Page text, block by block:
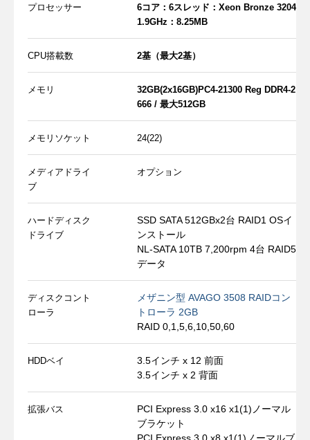
プロセッサー
6コア：6スレッド：Xeon Bronze 3204
1.9GHz：8.25MB
CPU搭載数 2基（最大2基）
メモリ
32GB(2x16GB)PC4-21300 Reg DDR4-2
666 / 最大512GB
メモリソケット 24(22)
メディアドライ
ブ
オプション
ハードディスク
ドライブ
SSD SATA 512GBx2台 RAID1 OSイ
ンストール
NL-SATA 10TB 7,200rpm 4台 RAID5
データ
ディスクコント
ローラ
メザニン型 AVAGO 3508 RAIDコン
トローラ 2GB
RAID 0,1,5,6,10,50,60
HDDベイ
3.5インチ x 12 前面
3.5インチ x 2 背面
拡張バス
PCI Express 3.0 x16 x1(1)ノーマル
ブラケット
PCI Express 3.0 x8 x1(1)ノーマルブ